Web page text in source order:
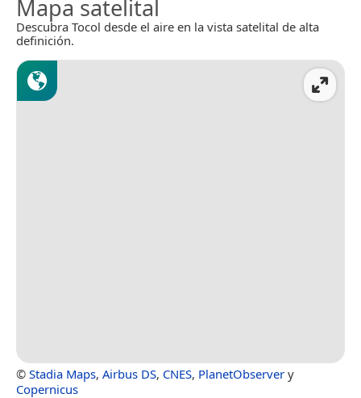
Mapa satelital
Descubra Tocol desde el aire en la vista satelital de alta
definición.
© Stadia Maps, Airbus DS, CNES, PlanetObserver y
Copernicus